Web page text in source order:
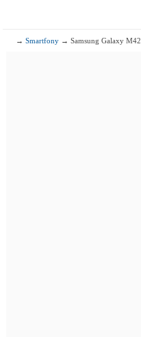
→Smartfony → Samsung Galaxy M42